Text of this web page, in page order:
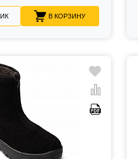
В КОРЗИНУ